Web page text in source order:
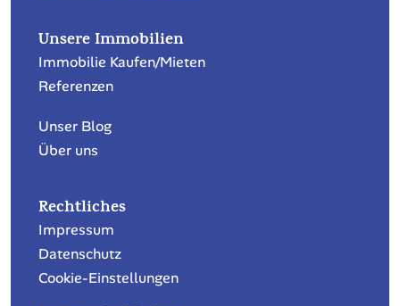
Immobilien-Dienstleistungen
Bewirtschaftung Stockwerkeigentum
Bewirtschaftung Mietliegenschaft
Immobilie verkaufen
Immobilienbewertung
Immobilien-Ratgeber
Unsere Immobilien
Immobilie Kaufen/Mieten